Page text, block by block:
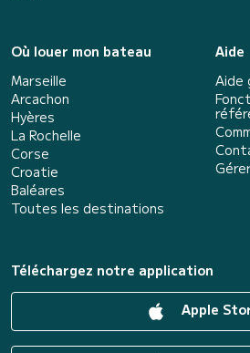
Où louer mon bateau
Marseille
Arcachon
Hyères
La Rochelle
Corse
Croatie
Baléares
Toutes les destinations
Aide
Aide
Téléchargez notre application
Apple